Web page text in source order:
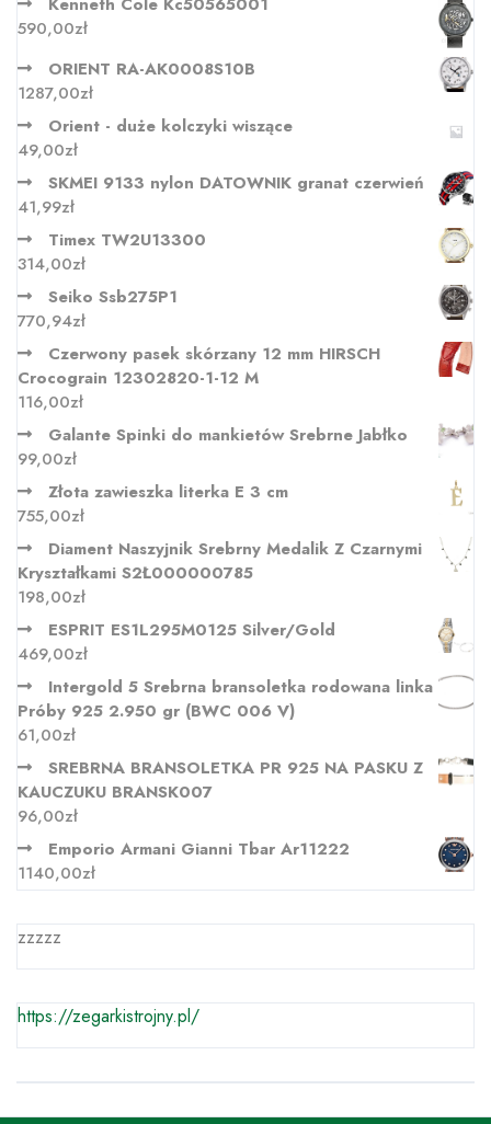
590,00zł
ORIENT RA-AK0008S10B
1287,00zł
Orient - duże kolczyki wiszące
49,00zł
SKMEI 9133 nylon DATOWNIK granat czerwień
41,99zł
Timex TW2U13300
314,00zł
Seiko Ssb275P1
770,94zł
Czerwony pasek skórzany 12 mm HIRSCH
Crocograin 12302820-1-12 M
116,00zł
Galante Spinki do mankietów Srebrne Jabłko
99,00zł
Złota zawieszka literka E 3 cm
755,00zł
Diament Naszyjnik Srebrny Medalik Z Czarnymi
Kryształkami S2Ł000000785
198,00zł
ESPRIT ES1L295M0125 Silver/Gold
469,00zł
Intergold 5 Srebrna bransoletka rodowana linka
Próby 925 2.950 gr (BWC 006 V)
61,00zł
SREBRNA BRANSOLETKA PR 925 NA PASKU Z
KAUCZUKU BRANSK007
96,00zł
Emporio Armani Gianni Tbar Ar11222
1140,00zł
zzzzz
https://zegarkistrojny.pl/